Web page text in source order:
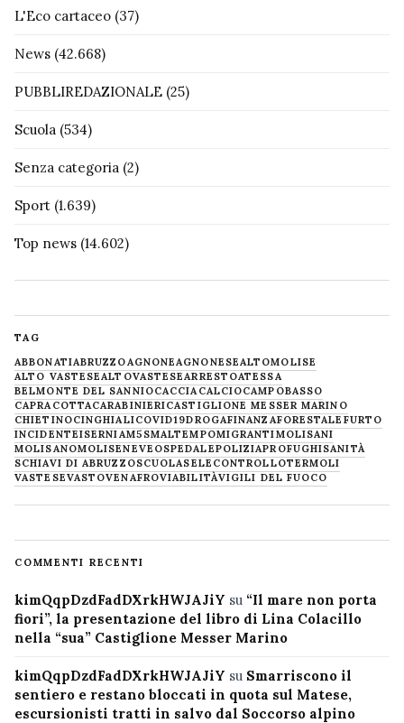
L'Eco cartaceo (37)
News (42.668)
PUBBLIREDAZIONALE (25)
Scuola (534)
Senza categoria (2)
Sport (1.639)
Top news (14.602)
TAG
ABBONATIABRUZZOAGNONEAGNONESEALTOMOLISE
ALTO VASTESEALTOVASTESEARRESTOATESSA
BELMONTE DEL SANNIOCACCIACALCIOCAMPOBASSO
CAPRACOTTACARABINIERICASTIGLIONE MESSER MARINO
CHIETINOCINGHIALICOVID19DROGAFINANZAFORESTALE FURTO
INCIDENTEISERNIAM5SMALTEMPOMIGRANTIMOLISANI
MOLISANOMOLISENEVE OSPEDALEPOLIZIAPROFUGHISANITÀ
SCHIAVI DI ABRUZZOSCUOLASELECONTROLLOTERMOLI
VASTESEVASTOVENAFROVIABILITÀVIGILI DEL FUOCO
COMMENTI RECENTI
kimQqpDzdFadDXrkHWJAJiY su “Il mare non porta
fiori”, la presentazione del libro di Lina Colacillo
nella “sua” Castiglione Messer Marino
kimQqpDzdFadDXrkHWJAJiY su Smarriscono il
sentiero e restano bloccati in quota sul Matese,
escursionisti tratti in salvo dal Soccorso alpino